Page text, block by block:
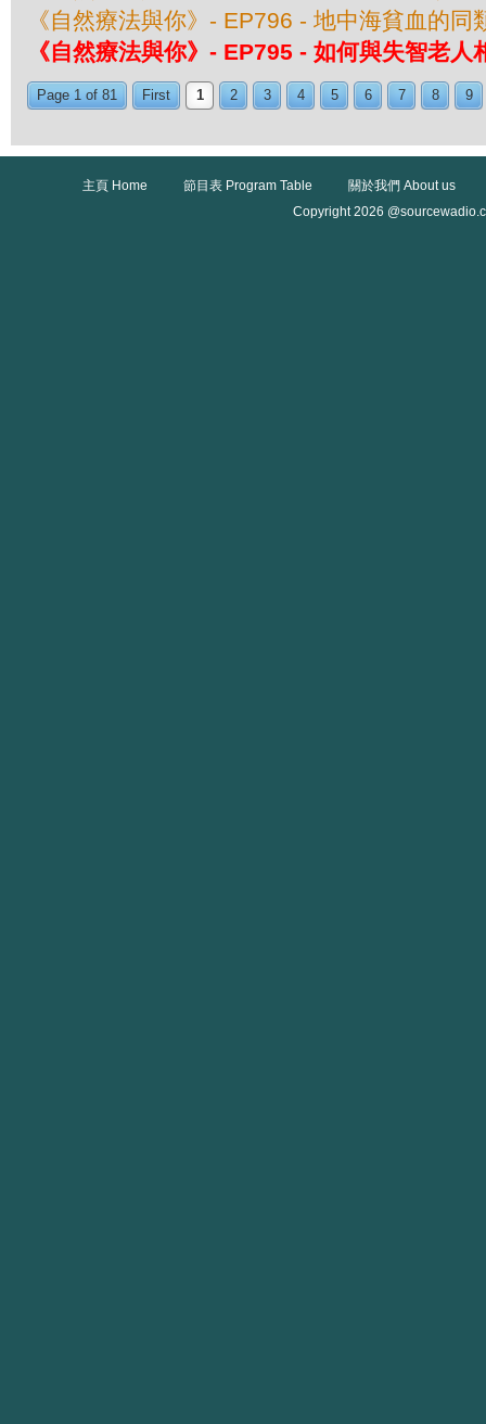
《自然療法與你》- EP796 - 地中海貧血的同
《自然療法與你》- EP795 - 如何與失智老人
Page 1 of 81 First 1 2 3 4 5 6 7 8 9
主頁 Home 節目表 Program Table
關於我們 About us
Copyright 2026